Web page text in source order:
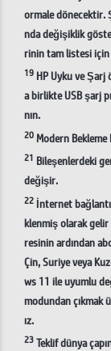
ormale dönecektir.
nda değişiklik
rinin tam listesi
19 HP Uyku ve
a birlikte USB şarj
nın.
20Modern Bekleme
21 Bileşenlerdeki
değişir.
22İnternet
klenmiş olarak
resinin ardından
Çin, Suriye veya
ws 11 ile uyumlu
modundan çıkmak
ız.
23Teklif dünya